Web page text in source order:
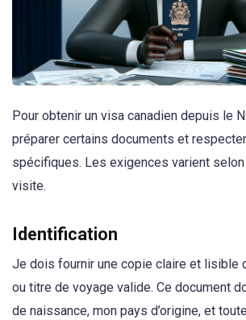
Pour obtenir un visa canadien depuis le
préparer certains documents et
spécifiques. Les exigences varient selon
visite.
Identification
Je dois fournir une copie claire et lisible
ou titre de voyage valide. Ce document
de naissance, mon pays d’origine, et